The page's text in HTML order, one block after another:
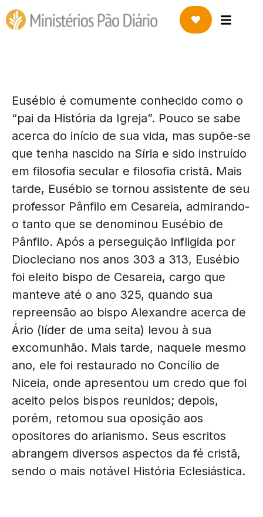
Eusébio é comumente conhecido como o
“pai da História da Igreja”. Pouco se sabe
acerca do início de sua vida, mas supõe-se
que tenha nascido na Síria e sido instruído
em filosofia secular e filosofia cristã. Mais
tarde, Eusébio se tornou assistente de seu
professor Pânfilo em Cesareia, admirando-
o tanto que se denominou Eusébio de
Pânfilo. Após a perseguição infligida por
Diocleciano nos anos 303 a 313, Eusébio
foi eleito bispo de Cesareia, cargo que
manteve até o ano 325, quando sua
repreensão ao bispo Alexandre acerca de
Ário (líder de uma seita) levou à sua
excomunhão. Mais tarde, naquele mesmo
ano, ele foi restaurado no Concílio de
Niceia, onde apresentou um credo que foi
aceito pelos bispos reunidos; depois,
porém, retomou sua oposição aos
opositores do arianismo. Seus escritos
abrangem diversos aspectos da fé cristã,
sendo o mais notável História Eclesiástica.